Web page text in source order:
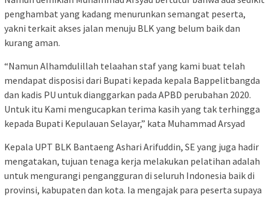
penghambat yang kadang menurunkan semangat peserta,
yakni terkait akses jalan menuju BLK yang belum baik dan
kurang aman.
“Namun Alhamdulillah telaahan staf yang kami buat telah
mendapat disposisi dari Bupati kepada kepala Bappelitbangda
dan kadis PU untuk dianggarkan pada APBD perubahan 2020.
Untuk itu Kami mengucapkan terima kasih yang tak terhingga
kepada Bupati Kepulauan Selayar,” kata Muhammad Arsyad
Kepala UPT BLK Bantaeng Ashari Arifuddin, SE yang juga hadir
mengatakan, tujuan tenaga kerja melakukan pelatihan adalah
untuk mengurangi pengangguran di seluruh Indonesia baik di
provinsi, kabupaten dan kota. Ia mengajak para peserta supaya